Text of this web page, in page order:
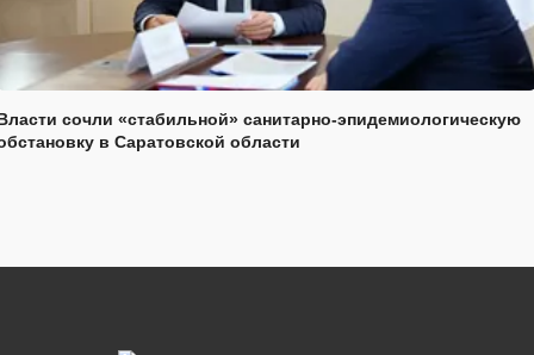
сочли «стабильной» санитарно-эпидемиологическую
в Саратовской области